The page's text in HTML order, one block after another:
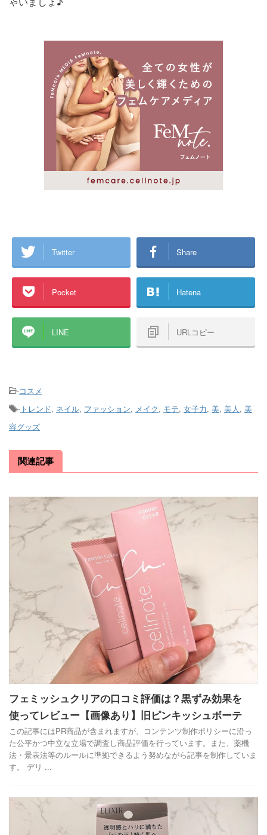
Twitter Share
Pocket Hatena
LINE URLコピー
-コスメ
- トレンド, ネイル, ファッション, メイク, モテ, 女子力, 美, 美人 , 美
容グッズ
関連記事
フェミッシュクリアの口コミ評価は？黒ずみ効果を
使ってレビュー【画像あり】旧ピンキッシュボーテ
この記事にはPR商品が含まれますが、コンテンツ制作ポリシーに沿っ
た公平かつ中立な立場で調査し商品評価を行っています。また、薬機
法・景表法等のルールに準拠できるよう努めながら記事を制作していま
す。 デリ ...